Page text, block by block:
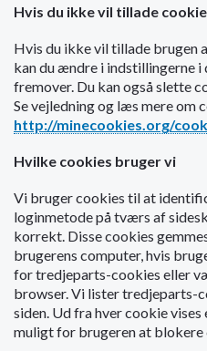
Hvis du ikke vil tillade
Hvis du ikke vil tillade brugen
kan du ændre i indstillingerne i
fremover. Du kan også slette
Se vejledning og læs mere om
http://minecookies.org/
Hvilke cookies bruger vi
Vi bruger cookies til at
loginmetode på tværs af
korrekt. Disse cookies
brugerens computer, hvis
for tredjeparts-cookies eller
browser. Vi lister tredjeparts-
siden. Ud fra hver cookie
muligt for brugeren at blokere